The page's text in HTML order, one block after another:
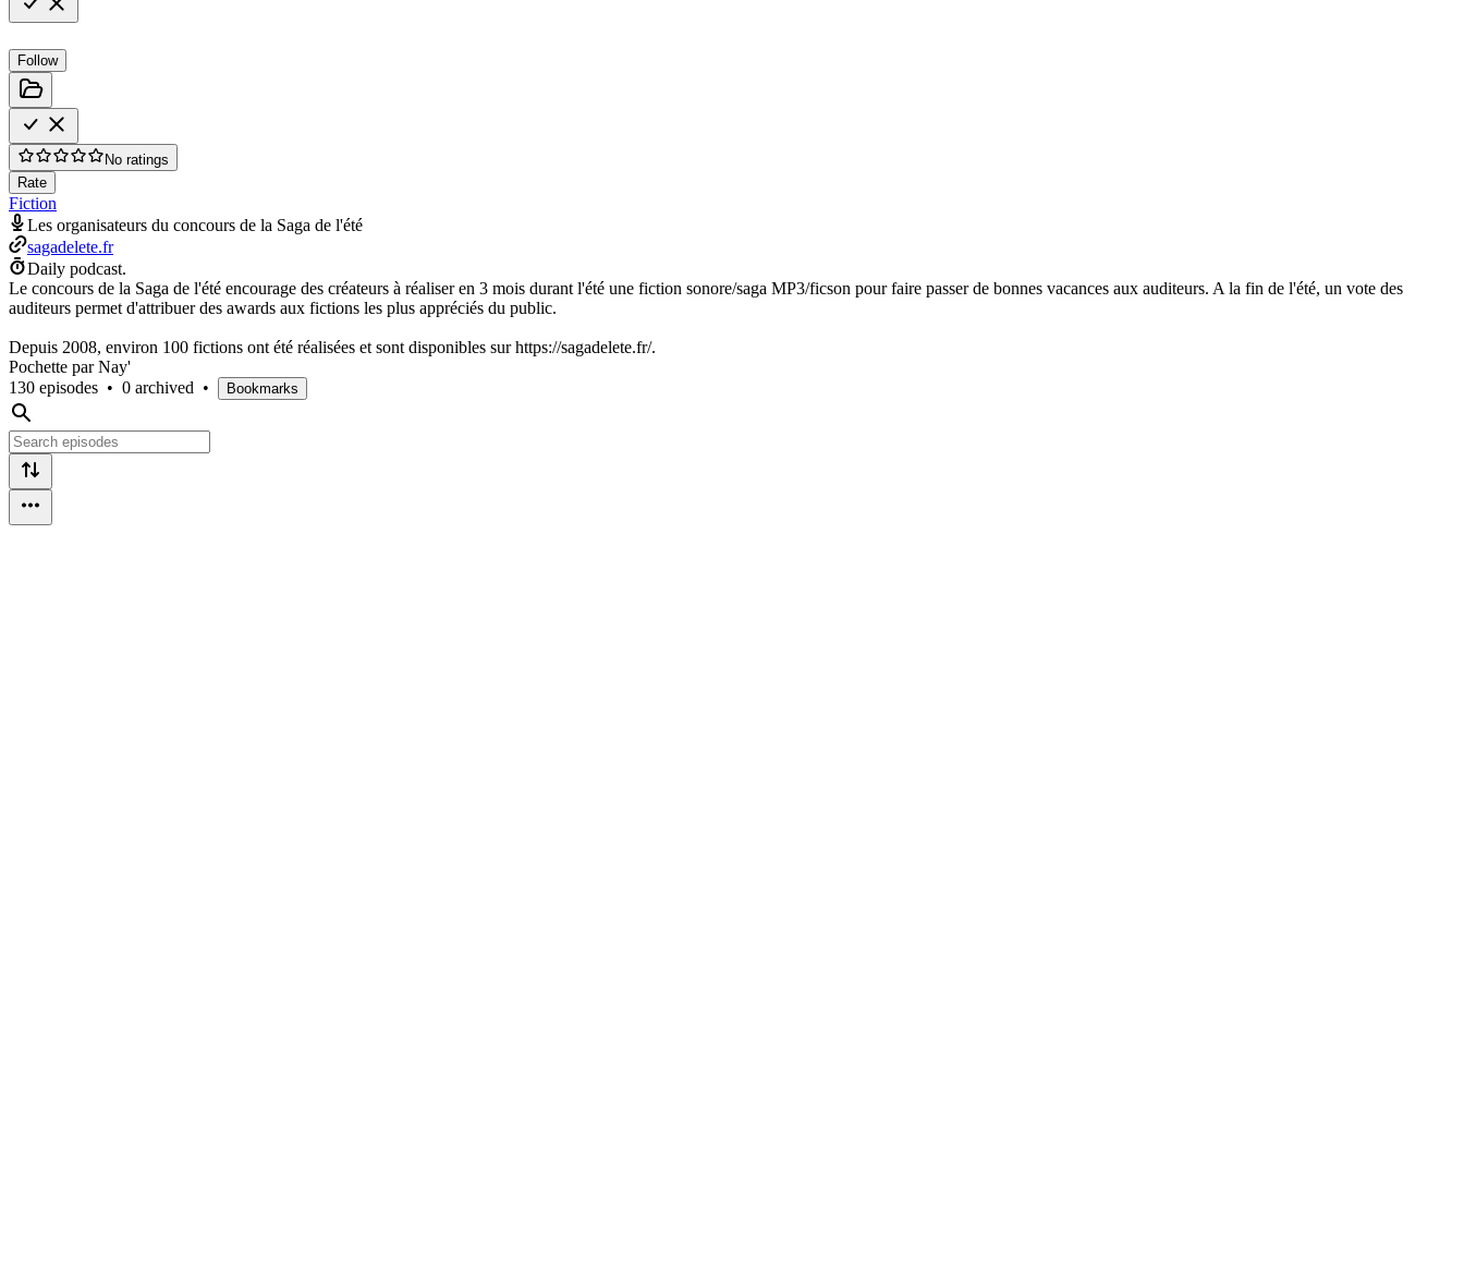
Follow
No ratings
Rate
Fiction
Les organisateurs du concours de la Saga de l'été
sagadelete.fr
Daily podcast.
Le concours de la Saga de l'été encourage des créateurs à réaliser en 3 mois durant l'été une fiction sonore/saga MP3/ficson pour faire passer de bonnes vacances aux auditeurs. A la fin de l'été, un vote des
auditeurs permet d'attribuer des awards aux fictions les plus appréciés du public.
Depuis 2008, environ 100 fictions ont été réalisées et sont disponibles sur https://sagadelete.fr/.
Pochette par Nay'
130 episodes • 0 archived • Bookmarks